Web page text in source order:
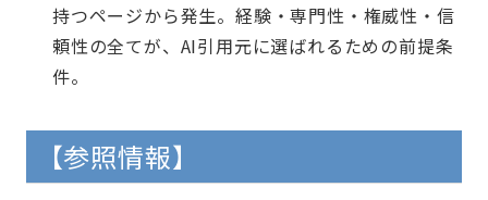
持つページから発生。経験・専門性・権威性・信
頼性の全てが、AI引用元に選ばれるための前提条
件。
【参照情報】